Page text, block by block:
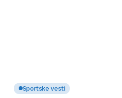
Sportske vesti